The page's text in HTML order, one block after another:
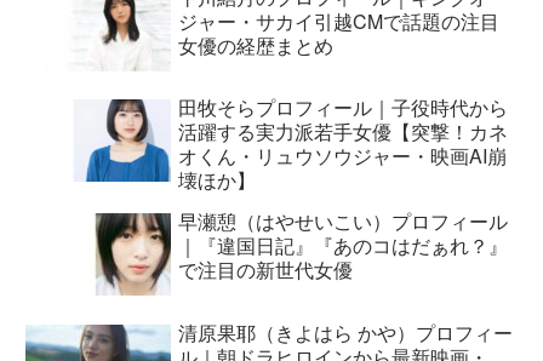
ジャー・サカイ引越CMで話題の注目
女優の経歴まとめ
田牧そらプロフィール｜子役時代から
活躍する実力派若手女優【突撃！カネ
オくん・リュウソウジャー・映画AI崩
壊ほか】
早瀬憩（はやせいこい）プロフィール
｜『違国日記』『あのコはだぁれ？』
で注目の新世代女優
清原果耶（きよはら かや）プロフィー